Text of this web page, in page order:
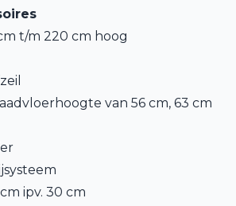
t/m 220 cm hoog
van 56 cm, 63 cm
ipv. 30 cm